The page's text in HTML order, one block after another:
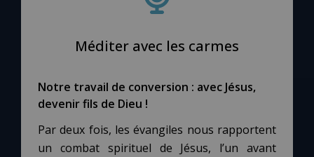
Méditer avec les carmes
Notre travail de conversion : avec Jésus,
devenir fils de Dieu !
Par deux fois, les évangiles nous rapportent
un combat spirituel de Jésus, l’un avant